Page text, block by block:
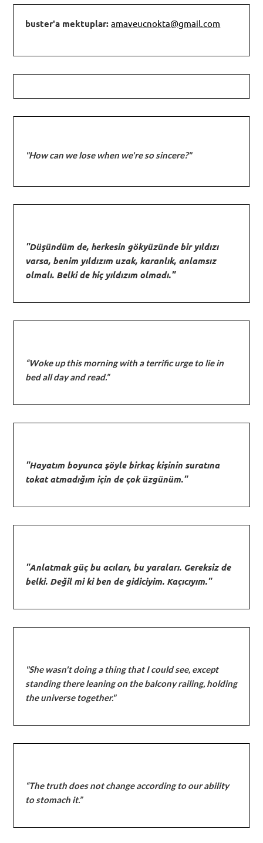
buster'a mektuplar:amaveucnokta@gmail.com
"How can we lose when we're so sincere?"
"Düşündüm de, herkesin gökyüzünde bir yıldızı
varsa, benim yıldızım uzak, karanlık, anlamsız
olmalı. Belki de hiç yıldızım olmadı."
“Woke up this morning with a terrific urge to lie in
bed all day and read.”
"Hayatım boyunca şöyle birkaç kişinin suratına
tokat atmadığım için de çok üzgünüm."
"Anlatmak güç bu acıları, bu yaraları. Gereksiz de
belki. Değil mi ki ben de gidiciyim. Kaçıcıyım."
"She wasn't doing a thing that I could see, except
standing there leaning on the balcony railing, holding
the universe together."
“The truth does not change according to our ability
to stomach it.”